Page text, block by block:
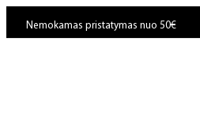
Nemokamas pristatymas nuo 50€